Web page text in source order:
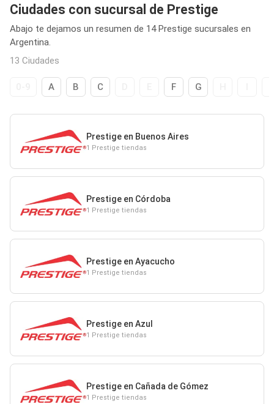
Ciudades con sucursal de Prestige
Abajo te dejamos un resumen de 14 Prestige sucursales en
Argentina.
13 Ciudades
A B C F G
Prestige en Buenos Aires
1 Prestige tiendas
Prestige en Córdoba
1 Prestige tiendas
Prestige en Ayacucho
1 Prestige tiendas
Prestige en Azul
1 Prestige tiendas
Prestige en Cañada de Gómez
1 Prestige tiendas